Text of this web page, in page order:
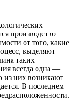
производство
от того, какие
выделяют
таких
всегда одна —
из них возникают
В последнем